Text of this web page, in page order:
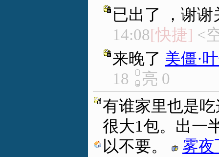
已出了 ，谢谢
14:08[快捷] <
来晚了 美僵·
18
亮 0
有谁家里也是
很大1包。出一
以不要。
雾夜